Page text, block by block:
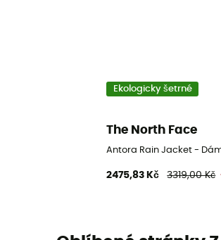
Ekologicky šetrné
The North Face
Antora Rain Jacket -
2475,83 Kč 3319,00 Kč